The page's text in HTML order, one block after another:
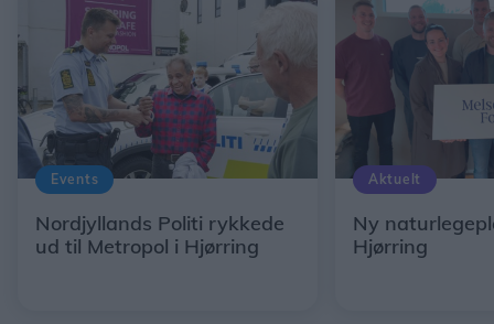
Events
Nordjyllands Politi rykkede
ud til Metropol i Hjørring
Aktuelt
Ny
Hjørring